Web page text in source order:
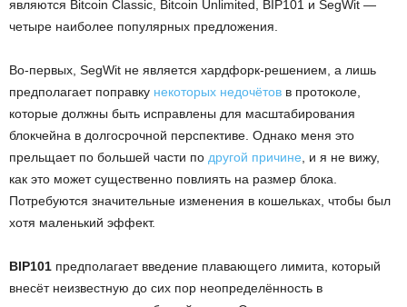
являются Bitcoin Classic, Bitcoin Unlimited, BIP101 и SegWit —
четыре наиболее популярных предложения.
Во-первых, SegWit не является хардфорк-решением, а лишь
предполагает поправку некоторых недочётов в протоколе,
которые должны быть исправлены для масштабирования
блокчейна в долгосрочной перспективе. Однако меня это
прельщает по большей части по другой причине
и я не вижу,
как это может существенно повлиять на размер блока.
Потребуются значительные изменения в кошельках, чтобы был
хотя маленький эффект.
BIP101 предполагает введение плавающего лимита, который
внесёт неизвестную до сих пор неопределённость в